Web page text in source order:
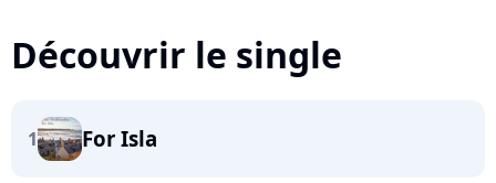
Découvrir le single
1 For Isla